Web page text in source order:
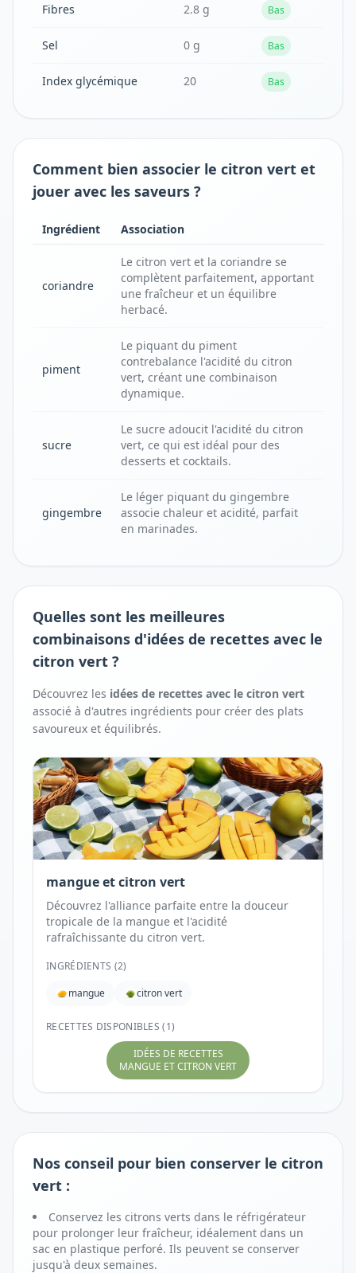
Fibres 2.8 g Bas
Sel 0 g Bas
Index glycémique 20 Bas
Comment bien associer le citron vert et
jouer avec les saveurs ?
Ingrédient Association
coriandre
Le citron vert et la coriandre se
complètent parfaitement, apportant
une fraîcheur et un équilibre
herbacé.
piment
Le piquant du piment
contrebalance l'acidité du citron
vert, créant une combinaison
dynamique.
sucre
Le sucre adoucit l'acidité du citron
vert, ce qui est idéal pour des
desserts et cocktails.
gingembre
Le léger piquant du gingembre
associe chaleur et acidité, parfait
en marinades.
Quelles sont les meilleures
combinaisons d'idées de recettes avec le
citron vert ?
Découvrez les idées de recettes avec le citron vert
associé à d'autres ingrédients pour créer des plats
savoureux et équilibrés.
mangue et citron vert
Découvrez l'alliance parfaite entre la douceur
tropicale de la mangue et l'acidité
rafraîchissante du citron vert.
INGRÉDIENTS (2)
mangue
citron vert
RECETTES DISPONIBLES (1)
IDÉES DE RECETTES
MANGUE ET CITRON VERT
Nos conseil pour bien conserver le citron
vert :
Conservez les citrons verts dans le réfrigérateur
pour prolonger leur fraîcheur, idéalement dans un
sac en plastique perforé. Ils peuvent se conserver
jusqu'à deux semaines.